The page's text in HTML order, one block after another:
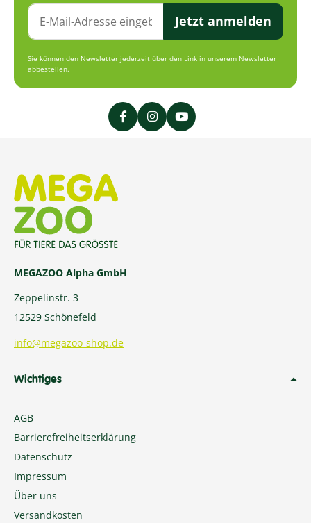
Jetzt anmelden
Sie können den Newsletter jederzeit über den Link in unserem Newsletter
abbestellen.
MEGAZOO Alpha GmbH
Zeppelinstr. 3
12529 Schönefeld
info@megazoo-shop.de
Wichtiges
AGB
Barrierefreiheitserklärung
Datenschutz
Impressum
Über uns
Versandkosten